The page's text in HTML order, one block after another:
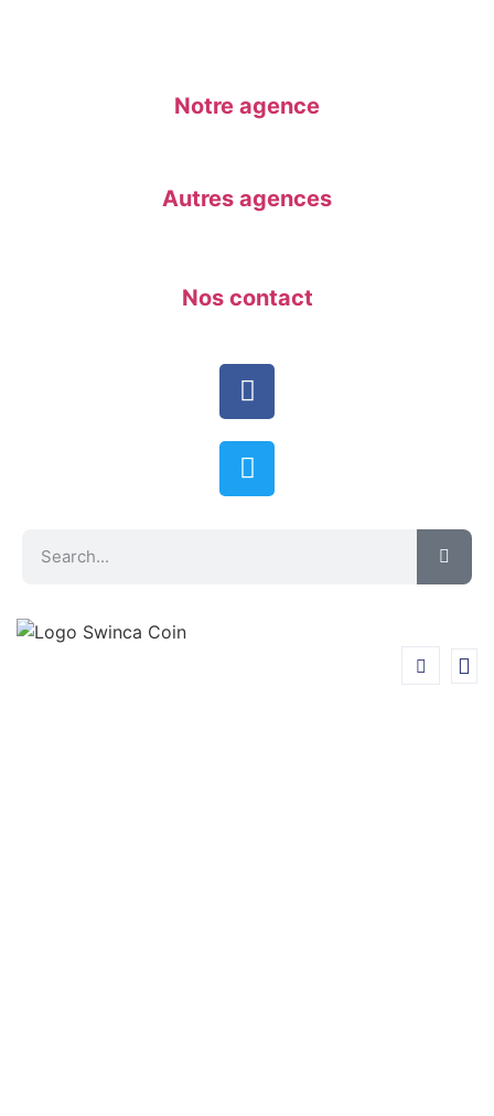
Notre agence
Autres agences
Nos contact